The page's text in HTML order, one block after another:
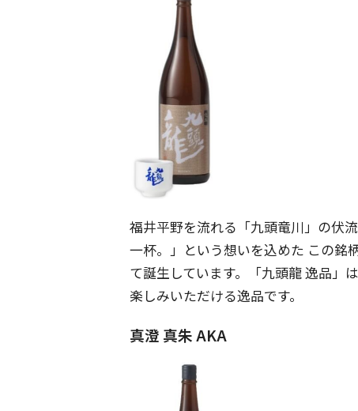
福井平野を流れる「九頭竜川」の伏
一杯。」という想いを込めた この銘
て誕生しています。「九頭龍 逸品」
楽しみいただける逸品です。
真澄 真朱 AKA